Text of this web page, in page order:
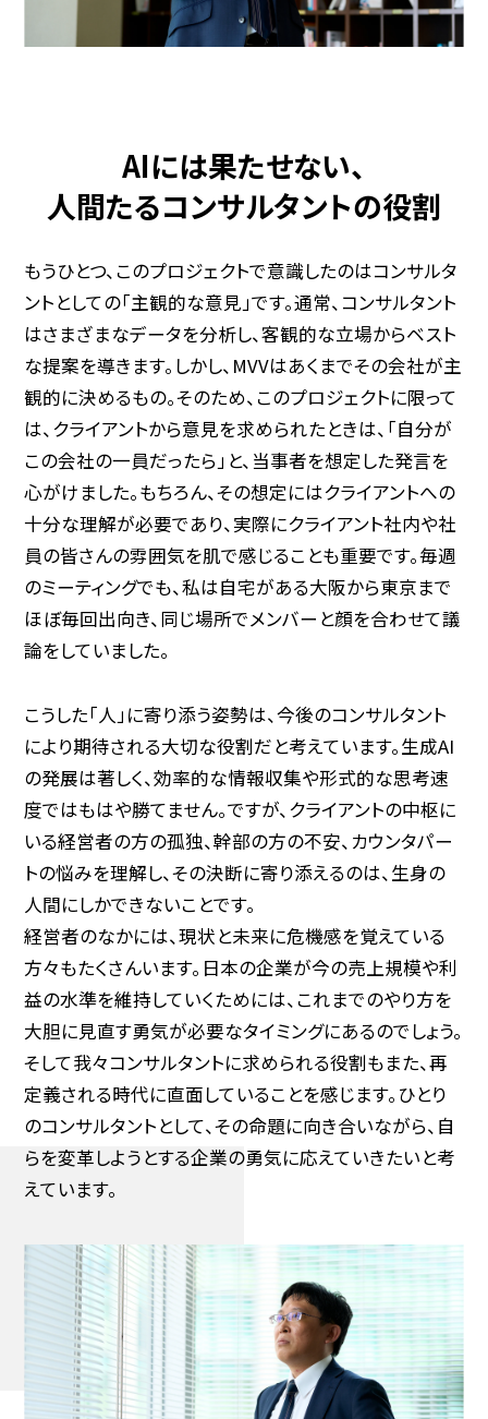
AIには果たせない、
人間たるコンサルタントの役割
もうひとつ、このプロジェクトで意識したのはコンサルタ
ントとしての「主観的な意見」です。通常、コンサルタント
はさまざまなデータを分析し、客観的な立場からベスト
な提案を導きます。しかし、MVVはあくまでその会社が主
観的に決めるもの。そのため、このプロジェクトに限って
は、クライアントから意見を求められたときは、「自分が
この会社の一員だったら」と、当事者を想定した発言を
心がけました。もちろん、その想定にはクライアントへの
十分な理解が必要であり、実際にクライアント社内や社
員の皆さんの雰囲気を肌で感じることも重要です。毎週
のミーティングでも、私は自宅がある大阪から東京まで
ほぼ毎回出向き、同じ場所でメンバーと顔を合わせて議
論をしていました。
こうした「人」に寄り添う姿勢は、今後のコンサルタント
により期待される大切な役割だと考えています。生成AI
の発展は著しく、効率的な情報収集や形式的な思考速
度ではもはや勝てません。ですが、クライアントの中枢に
いる経営者の方の孤独、幹部の方の不安、カウンタパー
トの悩みを理解し、その決断に寄り添えるのは、生身の
人間にしかできないことです。
経営者のなかには、現状と未来に危機感を覚えている
方々もたくさんいます。日本の企業が今の売上規模や利
益の水準を維持していくためには、これまでのやり方を
大胆に見直す勇気が必要なタイミングにあるのでしょう。
そして我々コンサルタントに求められる役割もまた、再
定義される時代に直面していることを感じます。ひとり
のコンサルタントとして、その命題に向き合いながら、自
らを変革しようとする企業の勇気に応えていきたいと考
えています。